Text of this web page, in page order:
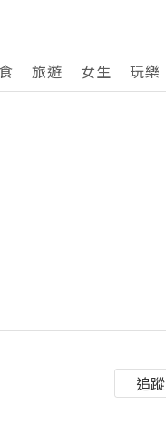
旅遊 女生 玩樂
追蹤